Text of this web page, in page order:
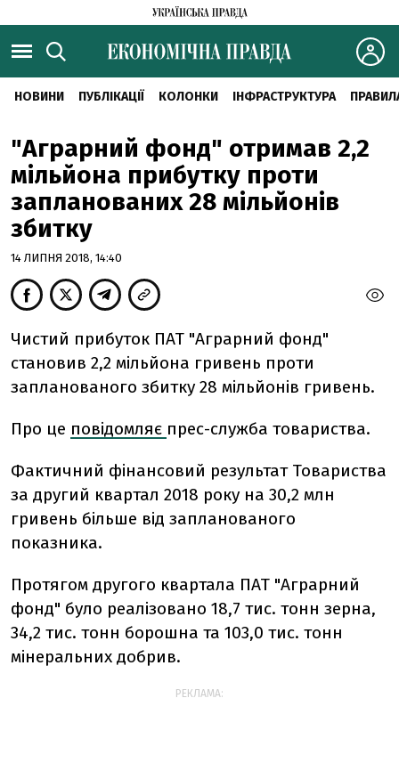
НОВИНИ ПУБЛІКАЦІЇ КОЛОНКИ ІНФРАСТРУКТУРА
"Аграрний фонд" отримав 2,2
мільйона прибутку проти
запланованих 28 мільйонів
збитку
14 ЛИПНЯ 2018, 14:40
Чистий прибуток ПАТ "Аграрний фонд"
становив 2,2 мільйона гривень проти
запланованого збитку 28 мільйонів гривень.
Про це повідомляє прес-служба товариства.
Фактичний фінансовий результат Товариства
за другий квартал 2018 року на 30,2 млн
гривень більше від запланованого
показника.
Протягом другого квартала ПАТ "Аграрний
фонд" було реалізовано 18,7 тис. тонн зерна,
34,2 тис. тонн борошна та 103,0 тис. тонн
мінеральних добрив.
РЕКЛАМА: